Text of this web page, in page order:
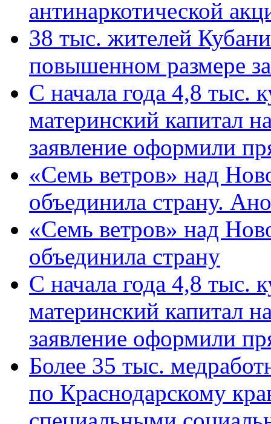
антинаркотической
38 тыс. жителей
повышенном размере
С начала года 4,8 тыс.
материнский капитал
заявление оформили
«Семь ветров» над
объединила страну.
«Семь ветров» над
объединила страну
С начала года 4,8 тыс.
материнский капитал
заявление оформили
Более 35 тыс.
по Краснодарскому